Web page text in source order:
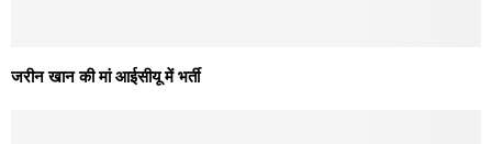
जरीन खान की मां आईसीयू में भर्ती